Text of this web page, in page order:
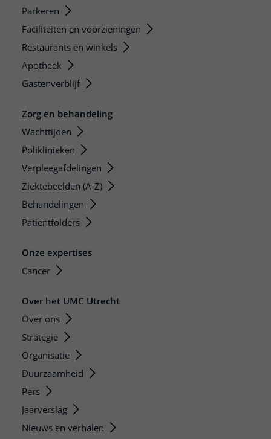
Parkeren
Faciliteiten en voorzieningen
Restaurants en winkels
Apotheek
Gastenverblijf
Zorg en behandeling
Wachttijden
Poliklinieken
Verpleegafdelingen
Ziektebeelden (A-Z)
Behandelingen
Patiëntfolders
Onze expertises
Cancer
Over het UMC Utrecht
Over ons
Strategie
Organisatie
Duurzaamheid
Pers
Jaarverslag
Nieuws en verhalen